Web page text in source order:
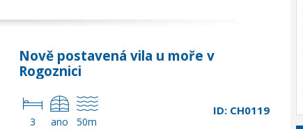
Nově postavená vila u moře v
Rogoznici
3 ano 50m
ID: CH0119